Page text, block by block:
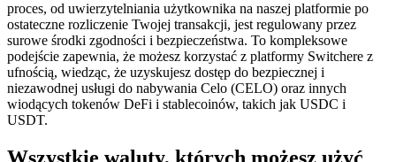
proces, od uwierzytelniania użytkownika na naszej platformie po
ostateczne rozliczenie Twojej transakcji, jest regulowany przez
surowe środki zgodności i bezpieczeństwa. To kompleksowe
podejście zapewnia, że możesz korzystać z platformy Switchere z
ufnością, wiedząc, że uzyskujesz dostęp do bezpiecznej i
niezawodnej usługi do nabywania Celo (CELO) oraz innych
wiodących tokenów DeFi i stablecoinów, takich jak USDC i
USDT.